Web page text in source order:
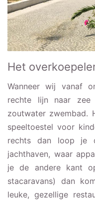
Het
Wanneer wij vanaf
rechte lijn naar
zoutwater zwembad.
speeltoestel voor
rechts dan loop je
jachthaven, waar
je de andere kant
stacaravans) dan
leuke, gezellige